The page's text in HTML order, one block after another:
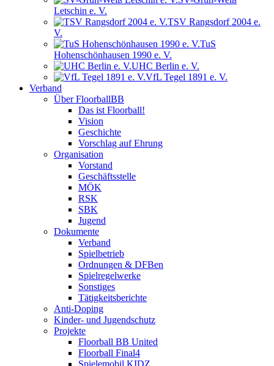
Letschin e. V.
TSV Rangsdorf 2004 e.
V.
TuS
Hohenschönhausen 1990 e. V.
UHC Berlin e. V.
VfL Tegel 1891 e. V.
Verband
Über FloorballBB
Das ist Floorball!
Vision
Geschichte
Vorschlag auf Ehrung
Organisation
Vorstand
Geschäftsstelle
MÖK
RSK
SBK
Jugend
Dokumente
Verband
Spielbetrieb
Ordnungen & DFBen
Spielregelwerke
Sonstiges
Tätigkeitsberichte
Anti-Doping
Kinder- und Jugendschutz
Projekte
Floorball BB United
Floorball Final4
Spielemobil KIDZ